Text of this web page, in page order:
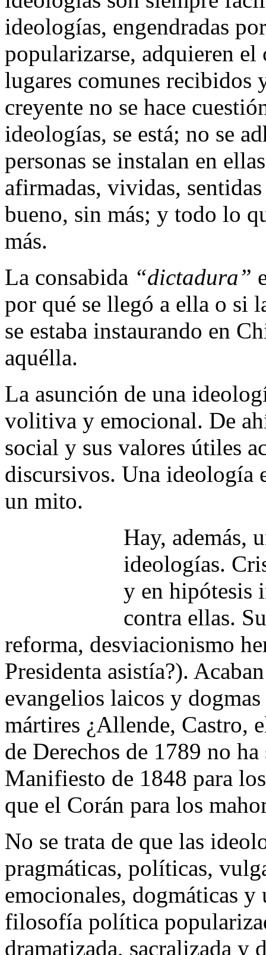
ideologías, engendradas
popularizarse, adquieren el
lugares comunes recibidos
creyente no se hace
ideologías, se está; no se
personas se instalan en
afirmadas, vividas,
bueno, sin más; y todo lo
más.
La consabida “dictadura”
por qué se llegó a ella o si
se estaba instaurando en
aquélla.
La asunción de una
volitiva y emocional. De
social y sus valores útiles
discursivos. Una ideología
un mito.
Hay, además,
ideologías.
y en hipótesis
contra ellas.
reforma, desviacionismo
Presidenta asistía?).
evangelios laicos y
mártires ¿Allende, Castro,
de Derechos de 1789 no
Manifiesto de 1848 para
que el Corán para los
No se trata de que las
pragmáticas, políticas,
emocionales, dogmáticas
filosofía política
dramatizada, sacralizada y